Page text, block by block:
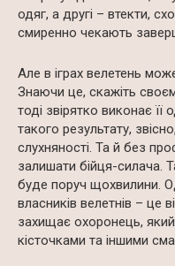
одяг, а другі – втекти,
смиренно чекають
Але в іграх велетень
Знаючи це, скажіть
тоді звірятко виконає
такого результату,
слухняності. Та й без
залишати бійця-силача.
буде поруч щохвилини.
власників велетнів – це
захищає охоронець,
кісточками та іншими